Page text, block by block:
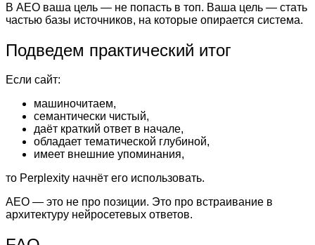
В AEO ваша цель — не попасть в топ. Ваша цель — стать
частью базы источников, на которые опирается система.
Подведем практический итог
Если сайт:
машиночитаем,
семантически чистый,
даёт краткий ответ в начале,
обладает тематической глубиной,
имеет внешние упоминания,
то Perplexity начнёт его использовать.
AEO — это не про позиции. Это про встраивание в
архитектуру нейросетевых ответов.